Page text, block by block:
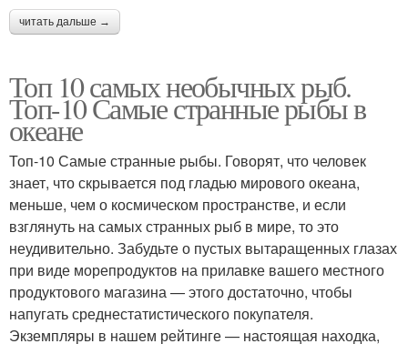
читать дальше →
Топ 10 самых необычных рыб.
Топ-10 Самые странные рыбы в
океане
Топ-10 Самые странные рыбы. Говорят, что человек
знает, что скрывается под гладью мирового океана,
меньше, чем о космическом пространстве, и если
взглянуть на самых странных рыб в мире, то это
неудивительно. Забудьте о пустых вытаращенных глазах
при виде морепродуктов на прилавке вашего местного
продуктового магазина — этого достаточно, чтобы
напугать среднестатистического покупателя.
Экземпляры в нашем рейтинге — настоящая находка,